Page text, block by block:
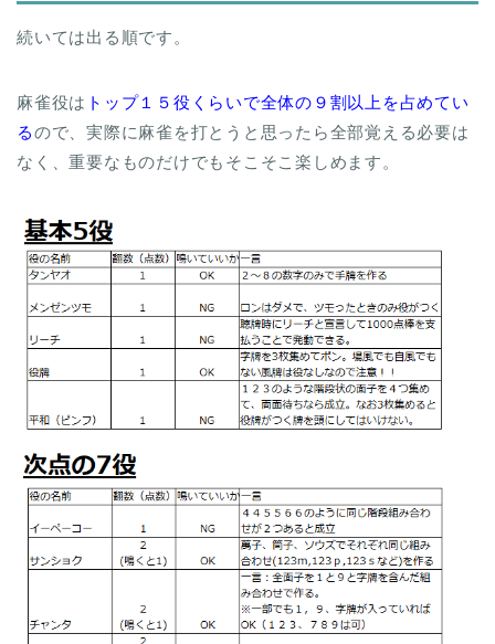
続いては出る順です。
麻雀役は トップ１５役くらいで全体の９割以上を占めてい
るので、実際に麻雀を打とうと思ったら全部覚える必要は
なく、重要なものだけでもそこそこ楽しめます。